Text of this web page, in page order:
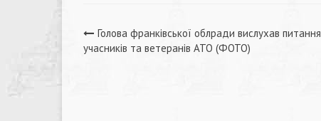
Навігація
Голова франківської облради вислухав питання
учасників та ветеранів АТО (ФОТО)